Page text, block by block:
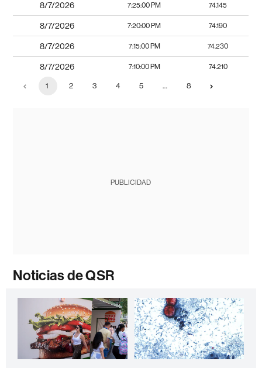
8/7/2026 7:25:00 PM 74.145
8/7/2026 7:20:00 PM 74.190
8/7/2026 7:15:00 PM 74.230
8/7/2026 7:10:00 PM 74.210
1 2 3 4 5 … 8
PUBLICIDAD
Noticias de QSR